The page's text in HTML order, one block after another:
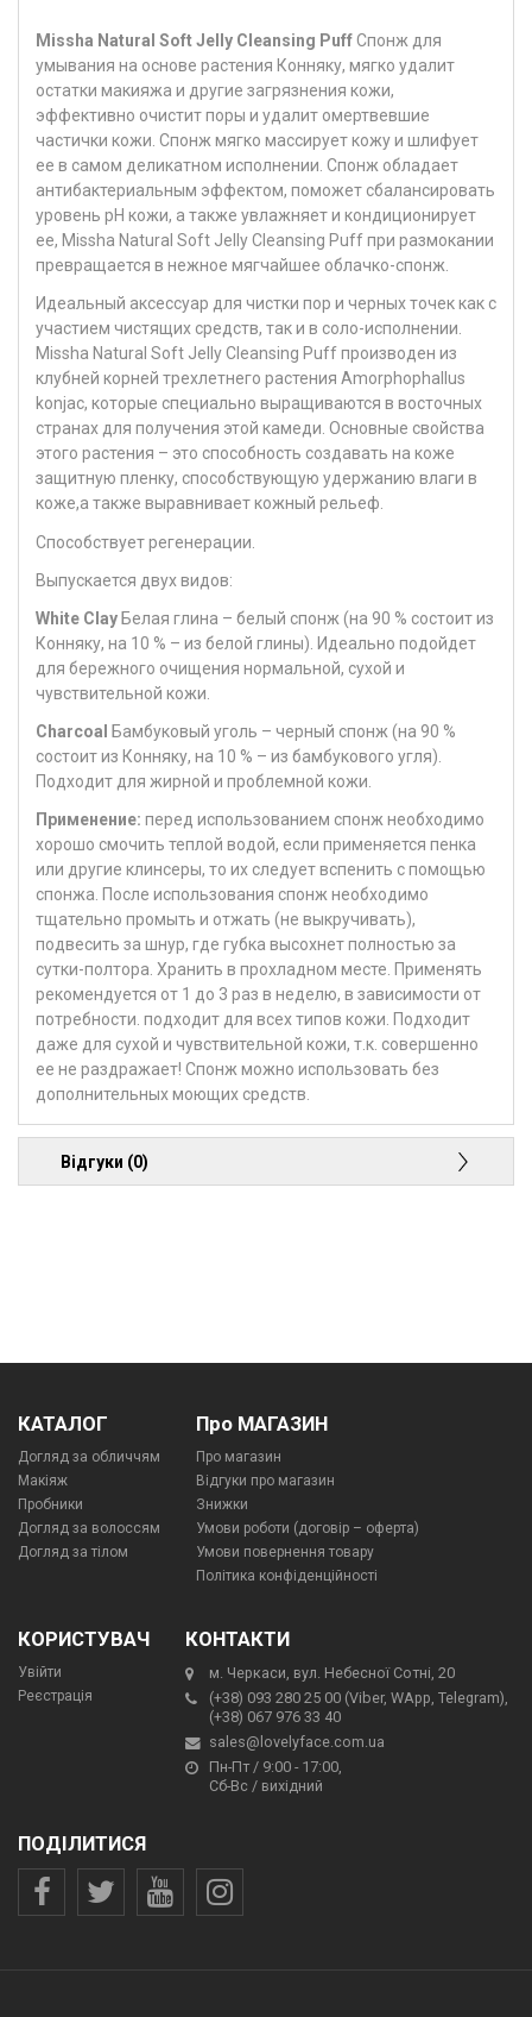
Misshа Natural Soft Jelly Cleansing PuffСпонж для
умывания на основе растения Конняку, мягко удалит
остатки макияжа и другие загрязнения кожи,
эффективно очистит поры и удалит омертвевшие
частички кожи. Спонж мягко массирует кожу и шлифует
ее в самом деликатном исполнении. Спонж обладает
антибактериальным эффектом, поможет сбалансировать
уровень pH кожи, а также увлажняет и кондиционирует
ее, Missha Natural Soft Jelly Cleansing Puff при размокании
превращается в нежное мягчайшее облачко-спонж.
Идеальный аксессуар для чистки пор и черных точек как с
участием чистящих средств, так и в соло-исполнении.
Missha Natural Soft Jelly Cleansing Puff производен из
клубней корней трехлетнего растения Amorphophallus
konjac, которые специально выращиваются в восточных
странах для получения этой камеди. Основные свойства
этого растения – это способность создавать на коже
защитную пленку, способствующую удержанию влаги в
коже,а также выравнивает кожный рельеф.
Способствует регенерации.
Выпускается двух видов:
White Clay Белая глина – белый спонж (на 90 % состоит из
Конняку, на 10 % – из белой глины). Идеально подойдет
для бережного очищения нормальной, сухой и
чувствительной кожи.
Charcoal
Бамбуковый уголь – черный спонж (на 90 %
состоит из Конняку, на 10 % – из бамбукового угля).
Подходит для жирной и проблемной кожи.
Применение: перед использованием спонж необходимо
хорошо смочить теплой водой, если применяется пенка
или другие клинсеры, то их следует вспенить с помощью
спонжа. После использования спонж необходимо
тщательно промыть и отжать (не выкручивать),
подвесить за шнур, где губка высохнет полностью за
сутки-полтора. Хранить в прохладном месте. Применять
рекомендуется от 1 до 3 раз в неделю, в зависимости от
потребности. подходит для всех типов кожи. Подходит
даже для сухой и чувствительной кожи, т.к. совершенно
ее не раздражает! Спонж можно использовать без
дополнительных моющих средств.
Відгуки (0)
КАТАЛОГ
Догляд за обличчям
Макіяж
Пробники
Догляд за волоссям
Догляд за тілом
Про МАГАЗИН
Про магазин
Відгуки про магазин
Знижки
Умови роботи (договір – оферта)
Умови повернення товару
Політика конфіденційності
КОРИСТУВАЧ
Увійти
Реєстрація
КОНТАКТИ
м. Черкаси, вул. Небесної Сотні, 20
(+38) 093 280 25 00 (Viber, WApp, Telegram),
(+38) 067 976 33 40
sales@lovelyface.com.ua
Пн-Пт / 9:00 - 17:00,
Сб-Вс / вихідний
ПОДІЛИТИСЯ